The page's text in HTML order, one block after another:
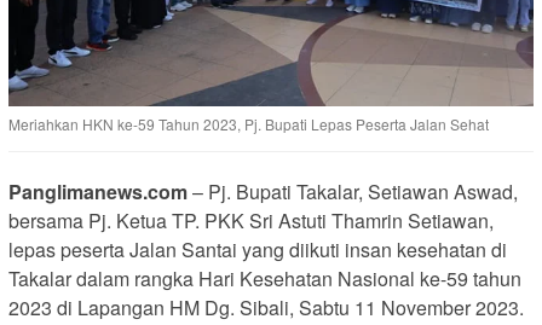
Meriahkan HKN ke-59 Tahun 2023, Pj. Bupati Lepas Peserta Jalan Sehat
Panglimanews.com– Pj. Bupati Takalar, Setiawan Aswad,
bersama Pj. Ketua TP. PKK Sri Astuti Thamrin Setiawan,
lepas peserta Jalan Santai yang diikuti insan kesehatan di
Takalar dalam rangka Hari Kesehatan Nasional ke-59 tahun
2023 di Lapangan HM Dg. Sibali, Sabtu 11 November 2023.